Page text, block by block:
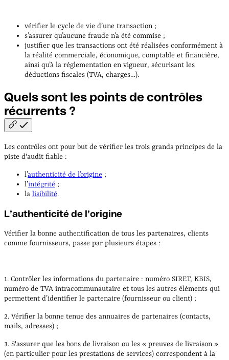
vérifier le cycle de vie d’une transaction ;
s’assurer qu’aucune fraude n’a été commise ;
justifier que les transactions ont été réalisées conformément à
la réalité commerciale, économique, comptable et financière,
ainsi qu’à la réglementation en vigueur, sécurisant les
déductions fiscales (TVA, charges…).
Quels sont les points de contrôles
récurrents ?
Les contrôles ont pour but de vérifier les trois grands principes de la
piste d'audit fiable :
l’authenticité de l’origine ;
l’intégrité ;
la lisibilité.
L’authenticité de l’origine
Vérifier la bonne authentification de tous les partenaires, clients
comme fournisseurs, passe par plusieurs étapes :
1. Contrôler les informations du partenaire : numéro SIRET, KBIS,
numéro de TVA intracommunautaire et tous les autres éléments qui
permettent d’identifier le partenaire (fournisseur ou client) ;
2. Vérifier la bonne tenue des annuaires de partenaires (contacts,
mails, adresses) ;
3. S'assurer que les bons de livraison ou les « preuves de livraison »
(en particulier pour les prestations de services) correspondent à la